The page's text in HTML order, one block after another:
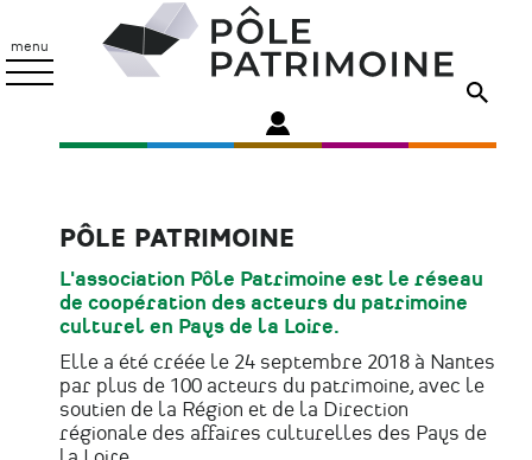
contenu
principal
menu
Patrimoine
PÔLE PATRIMOINE
L'association Pôle Patrimoine est le réseau
de coopération des acteurs du patrimoine
culturel en Pays de la Loire.
Elle a été créée le 24 septembre 2018 à Nantes
par plus de 100 acteurs du patrimoine, avec le
soutien de la Région et de la Direction
régionale des affaires culturelles des Pays de